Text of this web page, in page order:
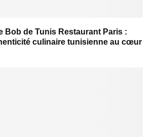
Bob de Tunis Restaurant Paris :
culinaire tunisienne au cœur